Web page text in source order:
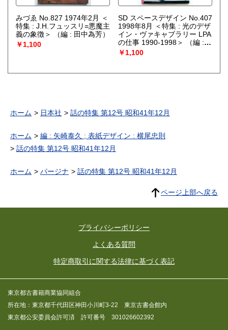
みづゑ No.827 1974年2月 ＜
特集 : J.H.フュッスリ=悪魔主
義の象徴＞
（編 : 田中為芳）
￥1,100
SD スペースデザイン No.407
1998年8月 ＜特集 : 光のデザ
イン・ヴァキャブラリー LPA
の仕事 1990-1998＞
（編 :
相川幸二 ; 文 : 面出薫、磯崎
新 ; 座談会 : 内藤廣 + 黒川勉
￥1,100
ホーム 日本社 話の特集 第12号 昭和41年12月
ホーム
編 : 矢崎泰久 ; 表紙デザイン : 横尾忠則
話の特集 第12号 昭和41年12月
ホーム パージナ 話の特集 第12号 昭和41年12月
ページ上部へ戻る
プライバシーポリシー
よくある質問
特定商取引に関する法律に基づく表記
東京都古書籍商業協同組合
所在地：東京都千代田区神田小川町3-22 東京古書会館内
東京都公安委員会許可済 許可番号 301026602392